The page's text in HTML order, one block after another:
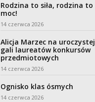
Rodzina to siła, rodzina to
moc!
14 czerwca 2026
Alicja Marzec na uroczystej
gali laureatów konkursów
przedmiotowych
14 czerwca 2026
Ognisko klas ósmych
14 czerwca 2026